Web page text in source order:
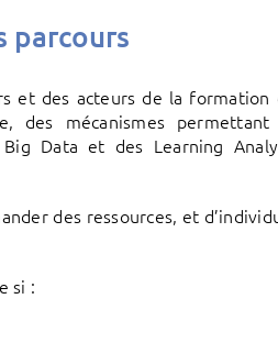
parcours
et des acteurs de la formation
mécanismes permettant
Data et des Learning
des ressources, et
si :